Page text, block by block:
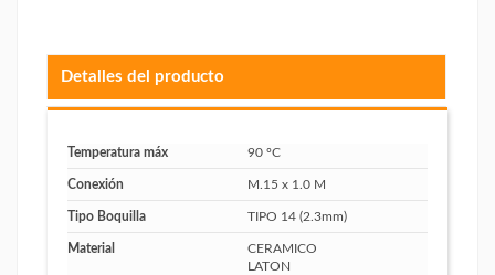
Detalles del producto
Temperatura máx 90 ºC
Conexión M.15 x 1.0 M
Tipo Boquilla TIPO 14 (2.3mm)
Material
CERAMICO
LATON